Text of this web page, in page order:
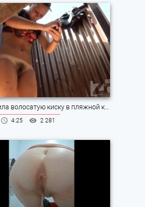
Засветила волосатую киску в пляжной кабинке
4:25 2 281